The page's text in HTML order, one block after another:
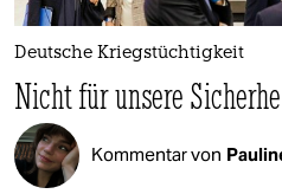
Deutsche Kriegstüchtigkeit
Nicht für unsere
Kommentar von